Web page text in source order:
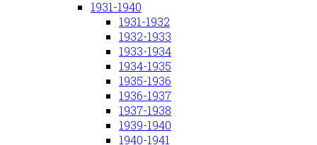
1931-1940
1931-1932
1932-1933
1933-1934
1934-1935
1935-1936
1936-1937
1937-1938
1939-1940
1940-1941